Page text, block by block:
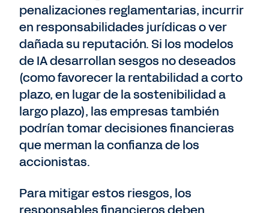
penalizaciones reglamentarias, incurrir
en responsabilidades jurídicas o ver
dañada su reputación. Si los modelos
de IA desarrollan sesgos no deseados
(como favorecer la rentabilidad a corto
plazo, en lugar de la sostenibilidad a
largo plazo), las empresas también
podrían tomar decisiones financieras
que merman la confianza de los
accionistas.
Para mitigar estos riesgos, los